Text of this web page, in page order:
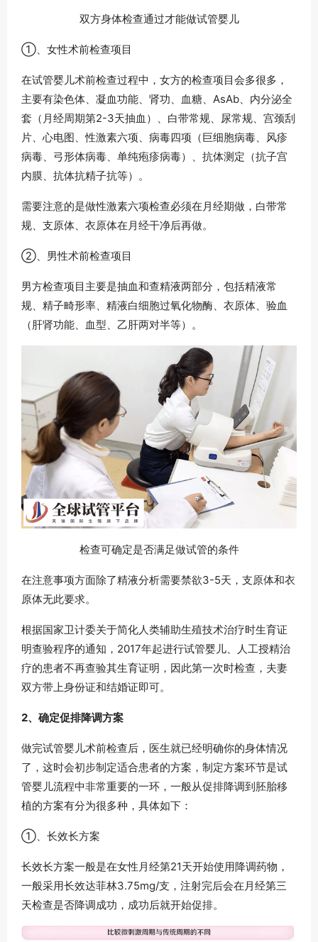
双方身体检查通过才能做试管婴儿
①、女性术前检查项目
在试管婴儿术前检查过程中，女方的检查项目会多很多，
主要有染色体、凝血功能、肾功、血糖、AsAb、内分泌全
套（月经周期第2-3天抽血）、白带常规、尿常规、宫颈刮
片、心电图、性激素六项、病毒四项（巨细胞病毒、风疹
病毒、弓形体病毒、单纯疱疹病毒）、抗体测定（抗子宫
内膜、抗体抗精子抗等）。
需要注意的是做性激素六项检查必须在月经期做，白带常
规、支原体、衣原体在月经干净后再做。
②、男性术前检查项目
男方检查项目主要是抽血和查精液两部分，包括精液常
规、精子畸形率、精液白细胞过氧化物酶、衣原体、验血
（肝肾功能、血型、乙肝两对半等）。
检查可确定是否满足做试管的条件
在注意事项方面除了精液分析需要禁欲3-5天，支原体和衣
原体无此要求。
根据国家卫计委关于简化人类辅助生殖技术治疗时生育证
明查验程序的通知，2017年起进行试管婴儿、人工授精治
疗的患者不再查验其生育证明，因此第一次时检查，夫妻
双方带上身份证和结婚证即可。
2、确定促排降调方案
做完试管婴儿术前检查后，医生就已经明确你的身体情况
了，这时会初步制定适合患者的方案，制定方案环节是试
管婴儿流程中非常重要的一环，一般从促排降调到胚胎移
植的方案有分为很多种，具体如下：
①、长效长方案
长效长方案一般是在女性月经第21天开始使用降调药物，
一般采用长效达菲林3.75mg/支，注射完后会在月经第三
天检查是否降调成功，成功后就开始促排。